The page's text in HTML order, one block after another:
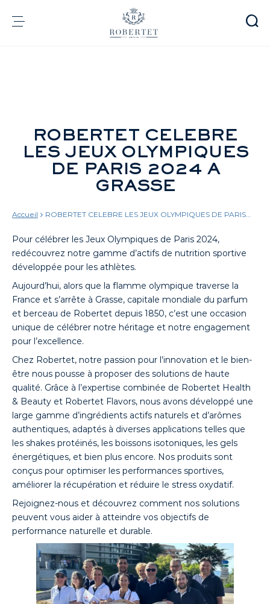
Informations financières
Contact
e-Robertet
ROBERTET CELEBRE
LES JEUX OLYMPIQUES
DE PARIS 2024 A
GRASSE
Accueil
ROBERTET CELEBRE LES JEUX OLYMPIQUES DE PARIS
Pour célébrer les Jeux Olympiques de Paris 2024,
redécouvrez notre gamme d’actifs de nutrition sportive
développée pour les athlètes.
Aujourd’hui, alors que la flamme olympique traverse la
France et s’arrête à Grasse, capitale mondiale du parfum
et berceau de Robertet depuis 1850, c’est une occasion
unique de célébrer notre héritage et notre engagement
pour l’excellence.
Chez Robertet, notre passion pour l’innovation et le bien-
être nous pousse à proposer des solutions de haute
qualité. Grâce à l’expertise combinée de Robertet Health
& Beauty et Robertet Flavors, nous avons développé une
large gamme d’ingrédients actifs naturels et d’arômes
authentiques, adaptés à diverses applications telles que
les shakes protéinés, les boissons isotoniques, les gels
énergétiques, et bien plus encore. Nos produits sont
conçus pour optimiser les performances sportives,
améliorer la récupération et réduire le stress oxydatif.
Rejoignez-nous et découvrez comment nos solutions
peuvent vous aider à atteindre vos objectifs de
performance naturelle et durable.
Panneau de gestion des cookies